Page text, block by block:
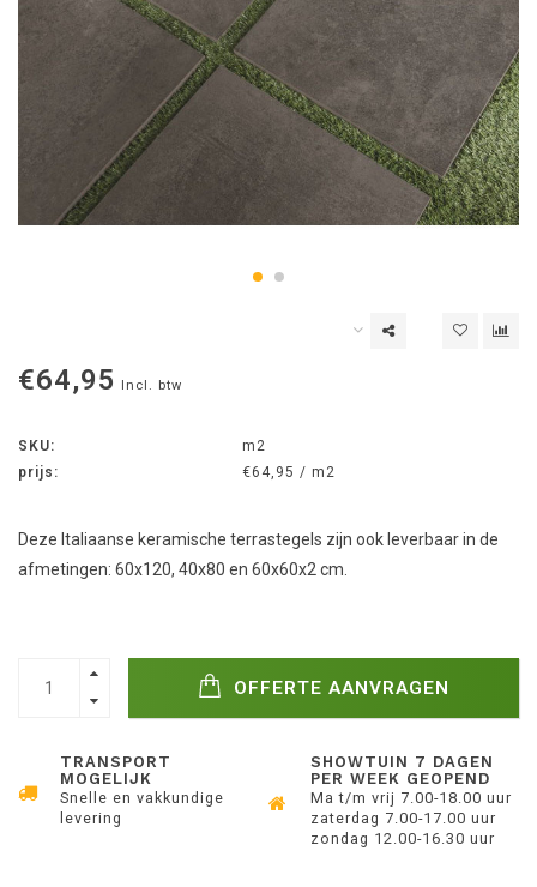
€64,95 Incl. btw
SKU:
m2
prijs:
€64,95 / m2
Deze Italiaanse keramische terrastegels zijn ook leverbaar in de
afmetingen: 60x120, 40x80 en 60x60x2 cm.
OFFERTE AANVRAGEN
TRANSPORT
MOGELIJK
Snelle en vakkundige
levering
SHOWTUIN 7 DAGEN
PER WEEK GEOPEND
Ma t/m vrij 7.00-18.00 uur
zaterdag 7.00-17.00 uur
zondag 12.00-16.30 uur